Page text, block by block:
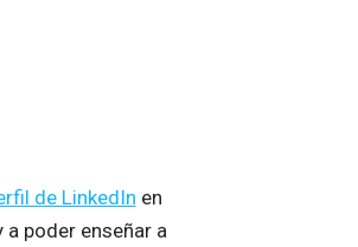
de LinkedIn en
poder enseñar a